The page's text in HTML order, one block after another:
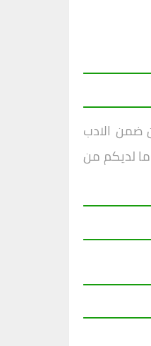
ضمن الادب
ما لديكم من